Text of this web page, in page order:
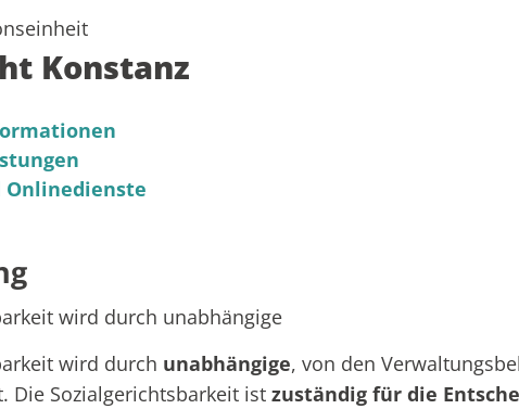
Konstanz
Onlinedienste
wird durch unabhängige
wird durch unabhängige, von den
Die Sozialgerichtsbarkeit ist zuständig für die